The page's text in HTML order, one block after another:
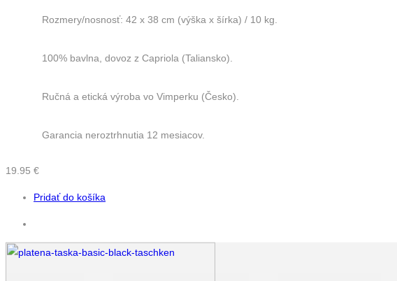
Rozmery/nosnosť: 42 x 38 cm (výška x šírka) / 10 kg.
100% bavlna, dovoz z Capriola (Taliansko).
Ručná a etická výroba vo Vimperku (Česko).
Garancia neroztrhnutia 12 mesiacov.
19.95 €
Pridať do košíka